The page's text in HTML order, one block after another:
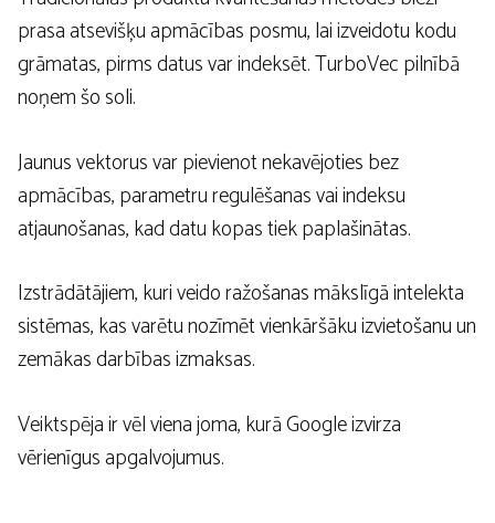
prasa atsevišķu apmācības posmu, lai izveidotu kodu
grāmatas, pirms datus var indeksēt. TurboVec pilnībā
noņem šo soli.
Jaunus vektorus var pievienot nekavējoties bez
apmācības, parametru regulēšanas vai indeksu
atjaunošanas, kad datu kopas tiek paplašinātas.
Izstrādātājiem, kuri veido ražošanas mākslīgā intelekta
sistēmas, kas varētu nozīmēt vienkāršāku izvietošanu un
zemākas darbības izmaksas.
Veiktspēja ir vēl viena joma, kurā Google izvirza
vērienīgus apgalvojumus.